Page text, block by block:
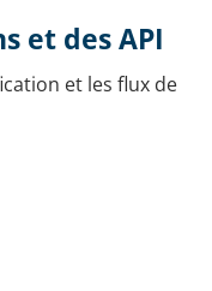
et des API
et les flux de